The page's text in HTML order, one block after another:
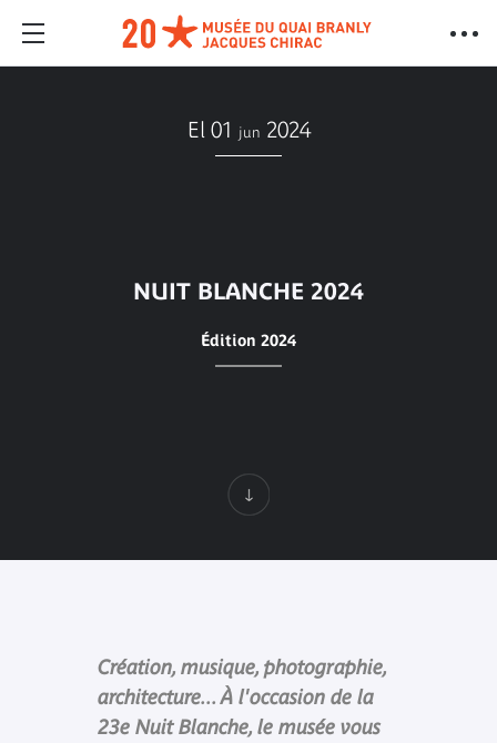
El 01 jun 2024
NUIT BLANCHE 2024
Édition 2024
Création, musique, photographie,
architecture... À l'occasion de la
23e Nuit Blanche, le musée vous